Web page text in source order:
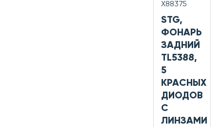
Х88375
STG,
ФОНАРЬ
ЗАДНИЙ
TL5388,
5
КРАСНЫХ
ДИОДОВ
С
ЛИНЗАМИ